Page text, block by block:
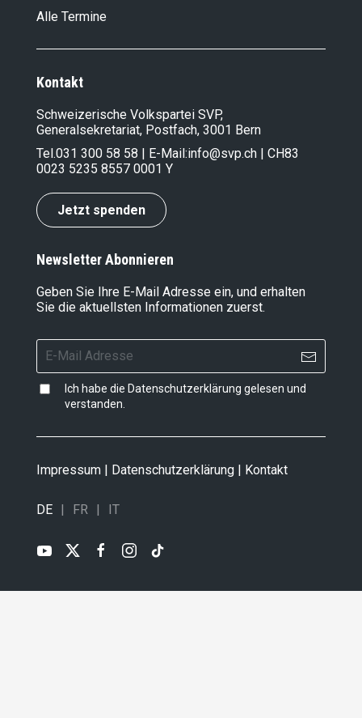
Alle Termine
Kontakt
Schweizerische Volkspartei SVP,
Generalsekretariat, Postfach, 3001 Bern
Tel.031 300 58 58 | E-Mail:info@svp.ch | CH83
0023 5235 8557 0001 Y
Jetzt spenden
Newsletter Abonnieren
Geben Sie Ihre E-Mail Adresse ein, und erhalten
Sie die aktuellsten Informationen zuerst.
Ich habe die Datenschutzerklärung gelesen und
verstanden.
Impressum | Datenschutzerklärung | Kontakt
DE FR IT